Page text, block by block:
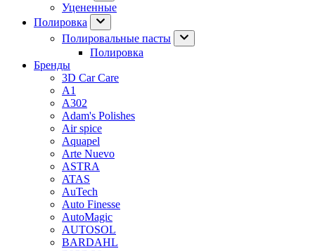
Уцененные
Полировка
Полировальные пасты
Полировка
Бренды
3D Car Care
A1
A302
Adam's Polishes
Air spice
Aquapel
Arte Nuevo
ASTRA
ATAS
AuTech
Auto Finesse
AutoMagic
AUTOSOL
BARDAHL